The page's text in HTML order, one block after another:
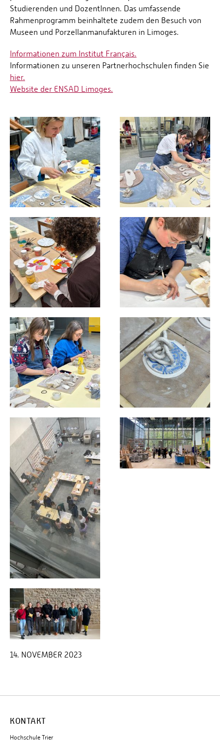
Studierenden und DozentInnen. Das umfassende
Rahmenprogramm beinhaltete zudem den Besuch von
Museen und Porzellanmanufakturen in Limoges.
Informationen zum Institut Français.
Informationen zu unseren Partnerhochschulen finden Sie
hier.
Website der ENSAD Limoges.
14. NOVEMBER 2023
KONTAKT
Hochschule Trier